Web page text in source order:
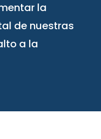
la
de nuestras
a la